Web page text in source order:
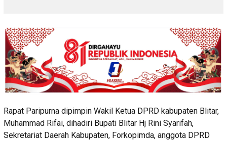
Rapat Paripurna dipimpin Wakil Ketua DPRD kabupaten Blitar,
Muhammad Rifai, dihadiri Bupati Blitar Hj Rini Syarifah,
Sekretariat Daerah Kabupaten, Forkopimda, anggota DPRD